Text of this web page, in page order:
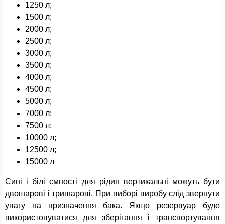
1250 л;
1500 л;
2000 л;
2500 л;
3000 л;
3500 л;
4000 л;
4500 л;
5000 л;
7000 л;
7500 л;
10000 л;
12500 л;
15000 л
Сині і білі ємності для рідин вертикальні можуть бути
двошарові і тришарові. При виборі виробу слід звернути
увагу на призначення бака. Якщо резервуар буде
використовуватися для зберігання і транспортування